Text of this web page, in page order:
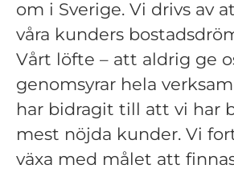
om i Sverige. Vi drivs av
våra kunders
Vårt löfte – att aldrig ge
genomsyrar hela
har bidragit till att vi har
mest nöjda kunder. Vi
växa med målet att